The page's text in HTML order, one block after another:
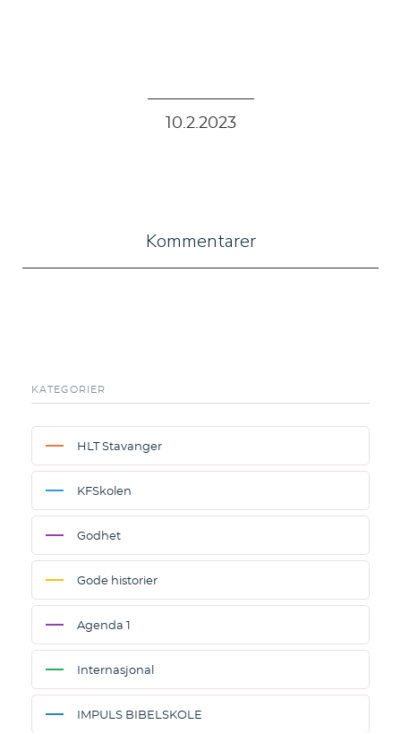
10.2.2023
Kommentarer
KATEGORIER
HLT Stavanger
KFSkolen
Godhet
Gode historier
Agenda 1
Internasjonal
IMPULS BIBELSKOLE